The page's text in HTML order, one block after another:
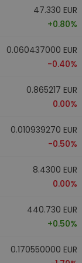
47.330 EUR
+0.80%
0.060437000 EUR
-0.40%
0.865217 EUR
0.00%
0.010939270 EUR
-0.50%
8.4300 EUR
0.00%
440.730 EUR
+0.50%
0.170550000 EUR